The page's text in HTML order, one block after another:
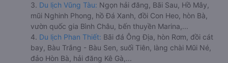
3. Du lịch Vũng Tàu: Ngọn hải đăng, Bãi Sau, Hồ Mây,
mũi Nghinh Phong, hồ Đá Xanh, đồi Con Heo, hòn Bà,
vườn quốc gia Bình Châu, bến thuyền Marina,...
4. Du lịch Phan Thiết: Bãi đá Ông Địa, hòn Rơm, đồi cát
bay, Bàu Trắng - Bàu Sen, suối Tiên, làng chài Mũi Né,
đảo Hòn Bà, hải đăng Kê Gà,...